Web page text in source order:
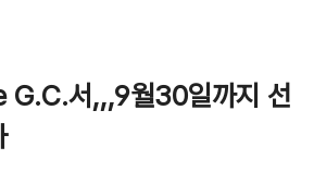
서,,,9월30일까지 선